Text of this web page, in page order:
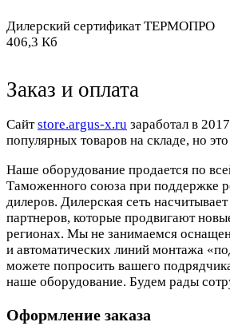
Дилерский сертификат ТЕРМОПРО
406,3 Кб
Заказ и оплата
Cайтstore.argus-x.ru заработал в
популярных товаров на складе, но
Наше оборудование продается по
Таможенного союза при поддержке
дилеров. Дилерская сеть
партнеров, которые продвигают
регионах. Мы не занимаемся
и автоматических линий монтажа
можете попросить вашего
наше оборудование. Будем рады
Оформление заказа